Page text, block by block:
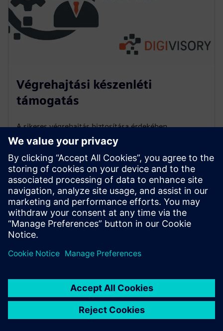
Végrehajtási készenléti
támogatás
A sikeres végrehajtás biztosítása érdekében
egyértelmű megoldási területeket, szállítási
megközelítéseket és az érdekelt felek felelősségét
határozzuk meg. Ez magában foglalja a változási
készenlétet, a belső képességfejlesztést, valamint a
szállítók bevonásának vagy beszerzési folyamatainak
támogatását.